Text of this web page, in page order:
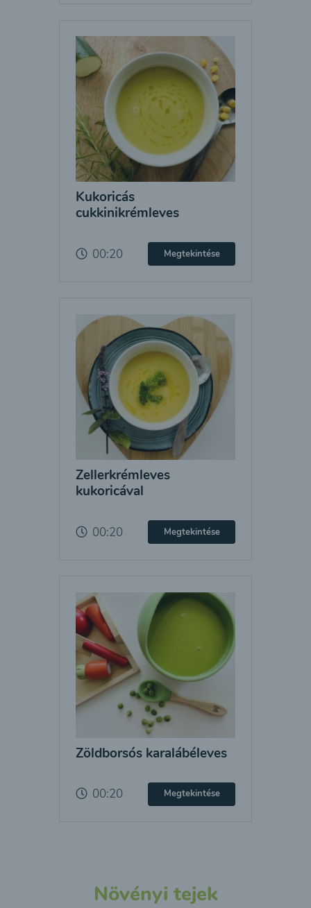
Kukoricás
cukkinikrémleves
00:20 Megtekintése
Zellerkrémleves
kukoricával
00:20 Megtekintése
Zöldborsós karalábéleves
00:20 Megtekintése
Növényi tejek